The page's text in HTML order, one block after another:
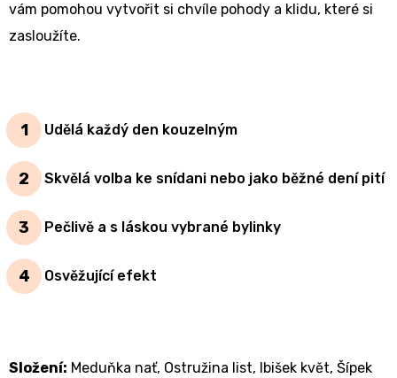
vám pomohou vytvořit si chvíle pohody a klidu, které si
zasloužíte.
Udělá každý den kouzelným
Skvělá volba ke snídani nebo jako běžné dení pití
Pečlivě a s láskou vybrané bylinky
Osvěžující efekt
Složení: Meduňka nať, Ostružina list, Ibišek květ, Šípek